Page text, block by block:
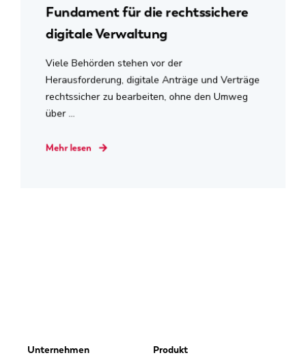
Fundament für die rechtssichere
digitale Verwaltung
Viele Behörden stehen vor der
Herausforderung, digitale Anträge und Verträge
rechtssicher zu bearbeiten, ohne den Umweg
über ...
Mehr lesen
Unternehmen Produkt